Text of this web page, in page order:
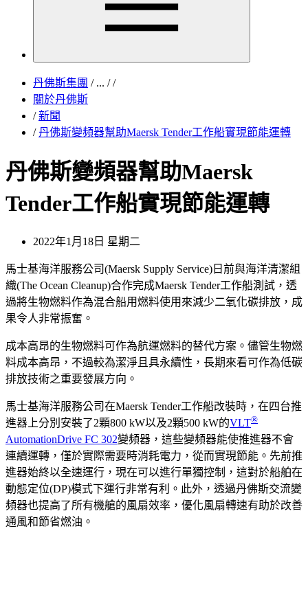
丹佛斯集團 /... / /
關於丹佛斯
/ 新聞
/ 丹佛斯變頻器幫助Maersk Tender工作船實現節能運轉
丹佛斯變頻器幫助Maersk
Tender工作船實現節能運轉
2022年1月18日 星期二
馬士基海洋服務公司(Maersk Supply Service)日前與海洋清潔組
織(The Ocean Cleanup)合作完成Maersk Tender工作船測試，透
過將生物燃料作為混合船用燃料使用來減少二氧化碳排放，成
果令人非常振奮。
成本高昂的生物燃料可作為航運燃料的替代方案。儘管生物燃
料成本高昂，不過較為潔淨且具永續性，長期來看可作為低碳
排放技術之重要發展方向。
馬士基海洋服務公司在Maersk Tender工作船改裝時，在四台推
進器上分別安裝了2顆800 kW以及2顆500 kW的VLT®
AutomationDrive FC 302變頻器，這些變頻器能使推進器不會
連續運轉，僅於實際需要時消耗電力，從而實現節能。先前推
進器始終以全速運行，現在可以進行單獨控制，這對於船舶在
動態定位(DP)模式下運行非常有利。此外，透過丹佛斯交流變
頻器也提高了所有機艙的風扇效率，優化風扇轉速有助於改善
通風和節省燃油。